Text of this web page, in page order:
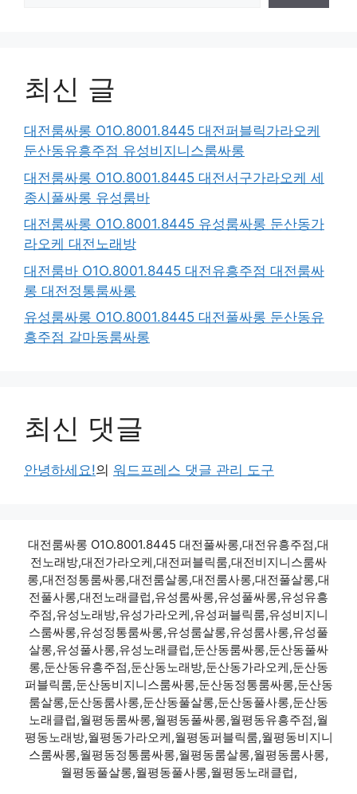
최신 글
대전룸싸롱 O1O.8001.8445 대전퍼블릭가라오케
둔산동유흥주점 유성비지니스룸싸롱
대전룸싸롱 O1O.8001.8445 대전서구가라오케 세
종시풀싸롱 유성룸바
대전룸싸롱 O1O.8001.8445 유성룸싸롱 둔산동가
라오케 대전노래방
대전룸바 O1O.8001.8445 대전유흥주점 대전룸싸
롱 대전정통룸싸롱
유성룸싸롱 O1O.8001.8445 대전풀싸롱 둔산동유
흥주점 갈마동룸싸롱
최신 댓글
안녕하세요!의 워드프레스 댓글 관리 도구
대전룸싸롱 O1O.8001.8445 대전풀싸롱,대전유흥주점,대
전노래방,대전가라오케,대전퍼블릭룸,대전비지니스룸싸
롱,대전정통룸싸롱,대전룸살롱,대전룸사롱,대전풀살롱,대
전풀사롱,대전노래클럽,유성룸싸롱,유성풀싸롱,유성유흥
주점,유성노래방,유성가라오케,유성퍼블릭룸,유성비지니
스룸싸롱,유성정통룸싸롱,유성룸살롱,유성룸사롱,유성풀
살롱,유성풀사롱,유성노래클럽,둔산동룸싸롱,둔산동풀싸
롱,둔산동유흥주점,둔산동노래방,둔산동가라오케,둔산동
퍼블릭룸,둔산동비지니스룸싸롱,둔산동정통룸싸롱,둔산동
룸살롱,둔산동룸사롱,둔산동풀살롱,둔산동풀사롱,둔산동
노래클럽,월평동룸싸롱,월평동풀싸롱,월평동유흥주점,월
평동노래방,월평동가라오케,월평동퍼블릭룸,월평동비지니
스룸싸롱,월평동정통룸싸롱,월평동룸살롱,월평동룸사롱,
월평동풀살롱,월평동풀사롱,월평동노래클럽,